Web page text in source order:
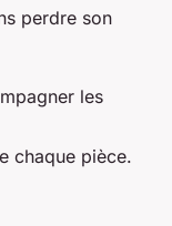
perdre son
les
chaque pièce.